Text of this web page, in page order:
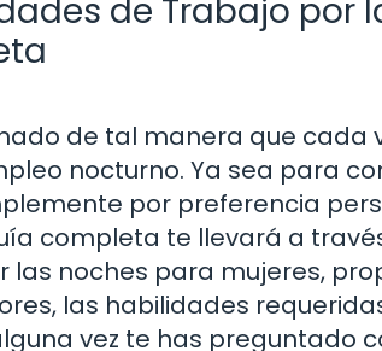
de Trabajo por
de tal manera que cada
nocturno. Ya sea para
por preferencia
completa te llevará a
noches para mujeres,
las habilidades
vez te has preguntado